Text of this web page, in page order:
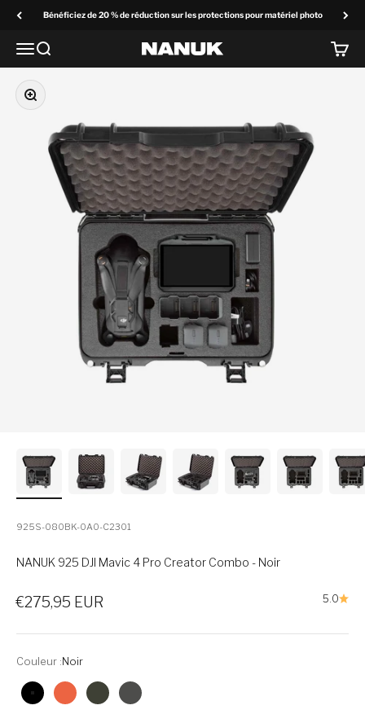
Bénéficiez de 20 % de réduction sur les protections pour matériel photo
MenuRecherchez NANUK Europe Panier
Zoom
925S-080BK-0A0-C2301
NANUK 925 DJI Mavic 4 Pro Creator Combo - Noir
5.0
Prix de vente
€275,95 EUR
Couleur : Noir
Noir OrangeOlive Graphite